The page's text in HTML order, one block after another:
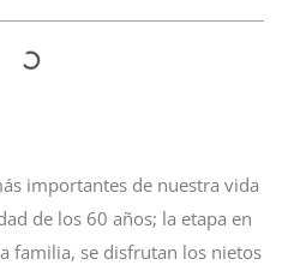
importantes de nuestra vida
de los 60 años; la etapa en
familia, se disfrutan los nietos